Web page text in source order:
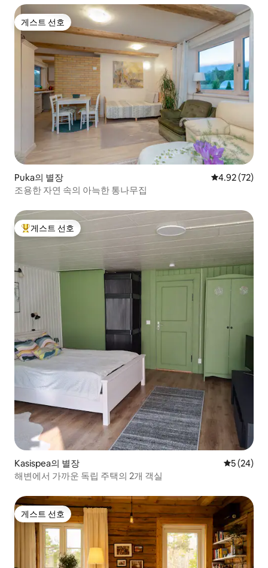
게스트 선호
게스트 선호
Puka의 별장 평점 4.92점(5
4.92 (72)
조용한 자연 속의 아늑한 통나무집
상위 게스트 선호
게스트 선호
Kasispea의 별장 평점 5점(5
5 (24)
해변에서 가까운 독립 주택의 2개 객실
게스트 선호
게스트 선호